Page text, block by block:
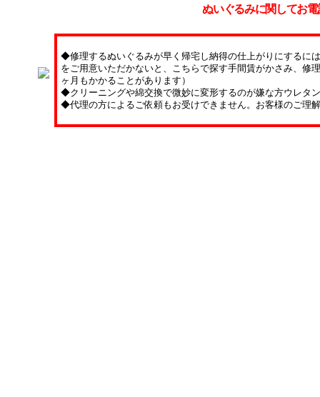
ぬいぐるみに関してお
◆修理するぬいぐるみが早く帰宅し納得の仕上がりにするに
をご用意いただかないと、こちらで探す手間賃がかさみ、修
ヶ月もかかることがあります）
◆クリーニングや綿交換で微妙に変形するのが嫌な方ウレタ
◆代理の方によるご依頼もお受けできません。お客様のご理